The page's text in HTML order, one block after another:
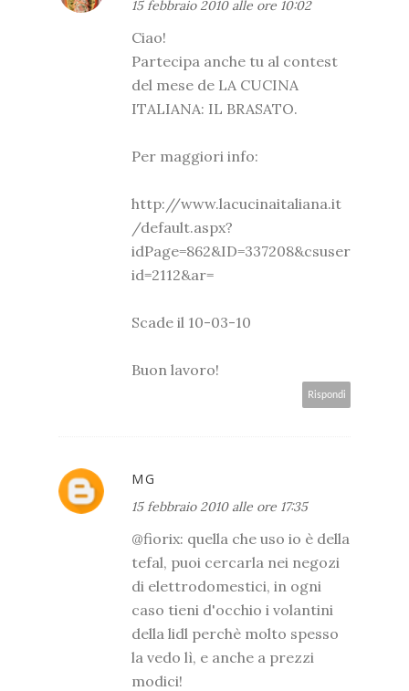
15 febbraio 2010 alle ore 10:02
Ciao!
Partecipa anche tu al contest
del mese de LA CUCINA
ITALIANA: IL BRASATO.
Per maggiori info:
http://www.lacucinaitaliana.it
/default.aspx?
idPage=862&ID=337208&csuser
id=2112&ar=
Scade il 10-03-10
Buon lavoro!
Rispondi
MG
15 febbraio 2010 alle ore 17:35
@fiorix: quella che uso io è della
tefal, puoi cercarla nei negozi
di elettrodomestici, in ogni
caso tieni d'occhio i volantini
della lidl perchè molto spesso
la vedo lì, e anche a prezzi
modici!